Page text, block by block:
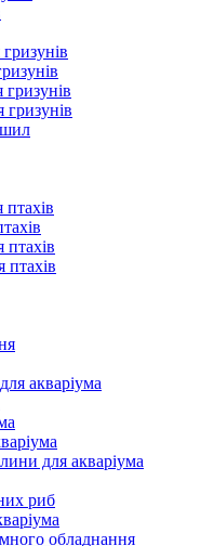
гризунів
гризунів
птахів
птахів
птахів
акваріума
для акваріума
риб
обладнання